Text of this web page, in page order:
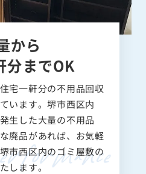
から
分までOK
宅一軒分の不用品回収
います。堺市西区内
生した大量の不用品
廃品があれば、お気軽
市西区内のゴミ屋敷の
します。